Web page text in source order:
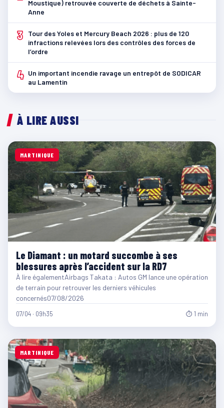
Moustique) retrouvée couverte de déchets à Sainte-
Anne
3
Tour des Yoles et Mercury Beach 2026 : plus de 120
infractions relevées lors des contrôles des forces de
l’ordre
4 Un important incendie ravage un entrepôt de SODICAR
au Lamentin
À LIRE AUSSI
MARTINIQUE
Le Diamant : un motard succombe à ses
blessures après l’accident sur la RD7
À lire égalementAirbags Takata : Autos GM lance une opération
de terrain pour retrouver les derniers véhicules
concernés07/08/2026
07/04 · 09h35 ⏱ 1 min
MARTINIQUE